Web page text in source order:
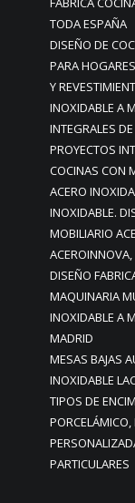
TODA ESPAÑA
DISEÑO DE
PARA
Y
INOXIDABLE A
INTEGRALES
PROYECTOS
COCINAS CON
ACERO
INOXIDABLE.
MOBILIARIO
DISEÑO
MAQUINARIA
INOXIDABLE A
MADRID
MESAS BAJAS
INOXIDABLE
TIPOS DE
PARTICULARES